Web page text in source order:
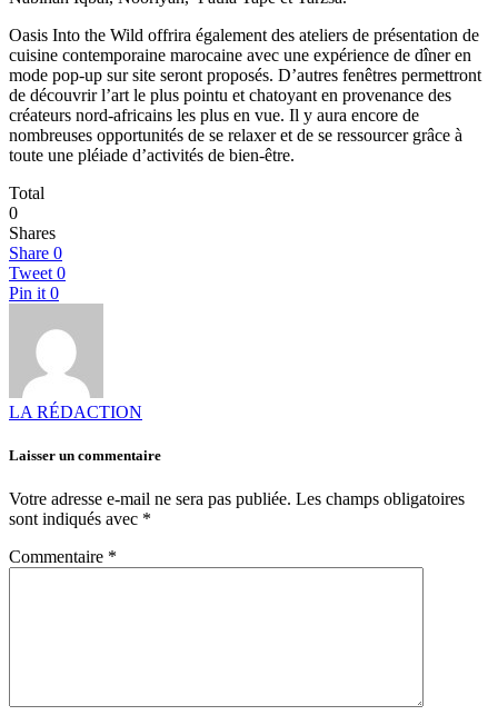
Oasis Into the Wild offrira également des ateliers de présentation de
cuisine contemporaine marocaine avec une expérience de dîner en
mode pop-up sur site seront proposés. D’autres fenêtres permettront
de découvrir l’art le plus pointu et chatoyant en provenance des
créateurs nord-africains les plus en vue. Il y aura encore de
nombreuses opportunités de se relaxer et de se ressourcer grâce à
toute une pléiade d’activités de bien-être.
Total
0
Shares
Share 0
Tweet 0
Pin it 0
LA RÉDACTION
Laisser un commentaire
Votre adresse e-mail ne sera pas publiée. Les champs obligatoires
sont indiqués avec *
Commentaire *